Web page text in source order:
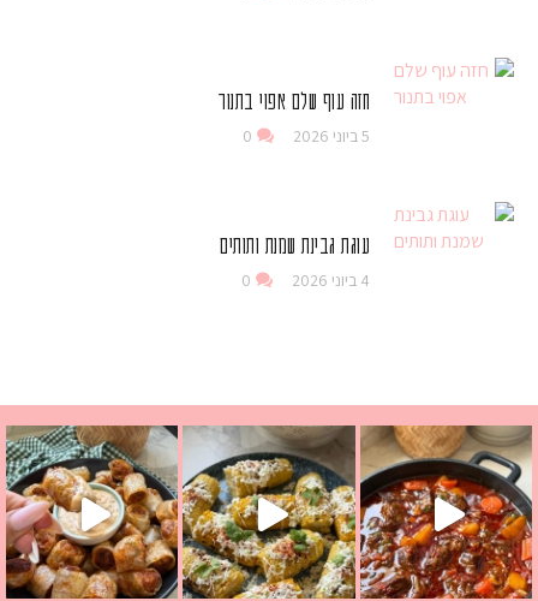
חזה עוף שלם אפוי בתנור
5 ביוני 2026 0
עוגת גבינת שמנת ותותים
4 ביוני 2026 0
בולגרית מעודנת מ
פרגיות קריספיים ממכרים שמכינים בכמה דקות עב